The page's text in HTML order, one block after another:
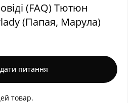
(FAQ) Тютюн
(Папая, Марула)
питання
товар.